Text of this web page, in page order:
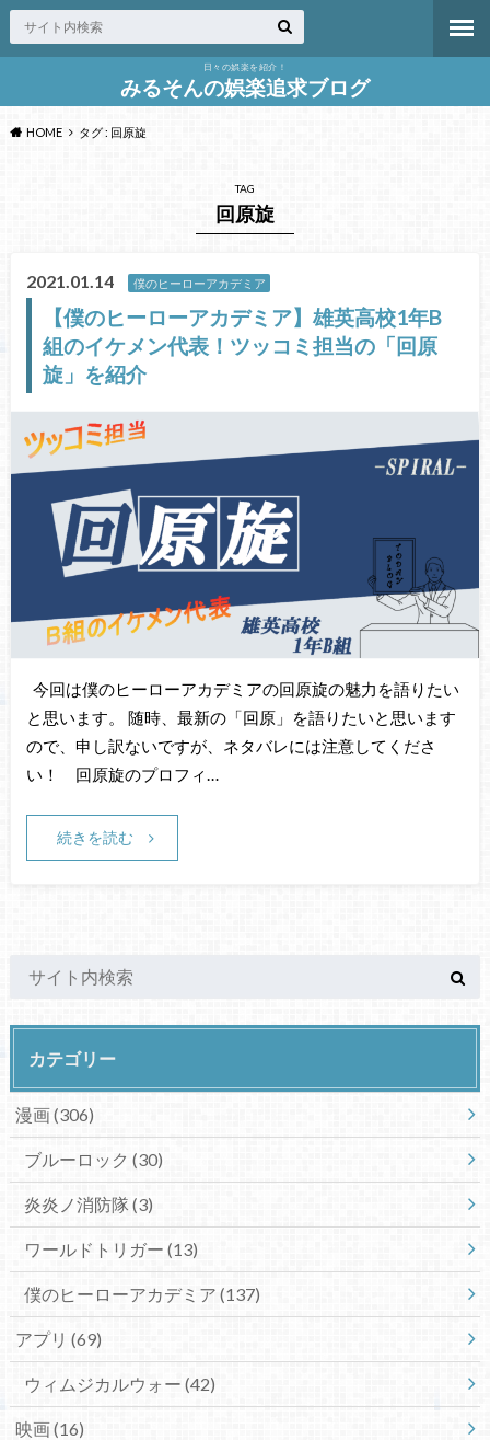
日々の娯楽を紹介！
みるそんの娯楽追求ブログ
HOME タグ : 回原旋
TAG
回原旋
2021.01.14 僕のヒーローアカデミア
【僕のヒーローアカデミア】雄英高校1年B
組のイケメン代表！ツッコミ担当の「回原
旋」を紹介
今回は僕のヒーローアカデミアの回原旋の魅力を語りたい
と思います。 随時、最新の「回原」を語りたいと思います
ので、申し訳ないですが、ネタバレには注意してくださ
い！ 回原旋のプロフィ…
続きを読む
カテゴリー
漫画(306)
ブルーロック (30)
炎炎ノ消防隊 (3)
ワールドトリガー (13)
僕のヒーローアカデミア (137)
アプリ (69)
ウィムジカルウォー (42)
映画(16)